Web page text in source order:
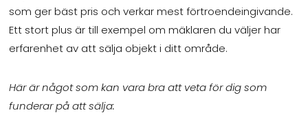
som ger bäst pris och verkar mest förtroendeingivande.
Ett stort plus är till exempel om mäklaren du väljer har
erfarenhet av att sälja objekt i ditt område.
Här är något som kan vara bra att veta för dig som
funderar på att sälja: